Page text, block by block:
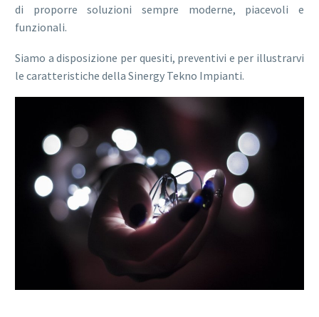
di proporre soluzioni sempre moderne, piacevoli e
funzionali.
Siamo a disposizione per quesiti, preventivi e per illustrarvi
le caratteristiche della Sinergy Tekno Impianti.